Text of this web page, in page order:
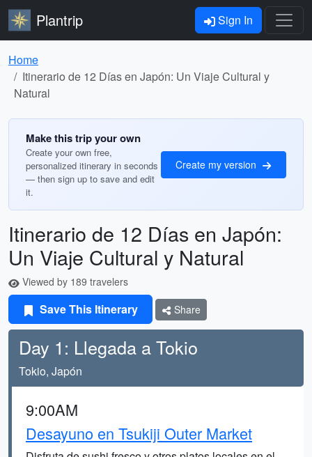
Plantrip Sign In
Home
Itinerario de 12 Días en Japón: Un Viaje Cultural y
Natural
Make this trip your own
Create your own free,
personalized itinerary in seconds
— then sign up to save and edit
it.
Create my version
Itinerario de 12 Días en Japón:
Un Viaje Cultural y Natural
Viewed by 189 travelers
Save This Itinerary Share
Day 1: Llegada a Tokio
Tokio, Japón
9:00AM
Desayuno en Tsukiji Outer Market